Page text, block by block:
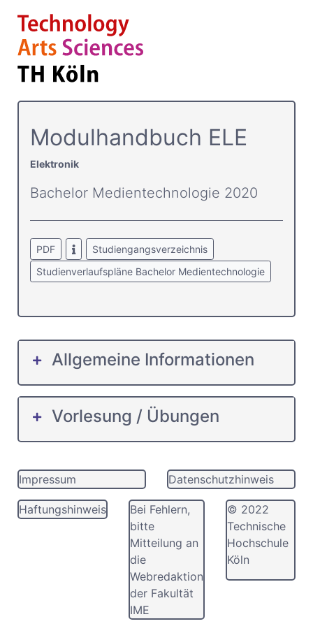
Modulhandbuch ELE
Elektronik
Bachelor Medientechnologie 2020
PDF
Studiengangsverzeichnis
Studienverlaufspläne Bachelor Medientechnologie
Allgemeine Informationen
Vorlesung / Übungen
Impressum Datenschutzhinweis
Haftungshinweis
Bei Fehlern,
bitte
Mitteilung an
die
Webredaktion
der Fakultät
IME
© 2022
Technische
Hochschule
Köln